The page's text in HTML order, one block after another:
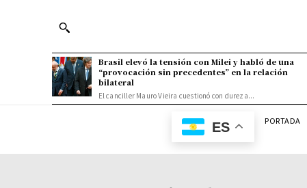
Brasil elevó la tensión con Milei y habló de una
“provocación sin precedentes” en la relación
bilateral
El canciller Mauro Vieira cuestionó con dureza...
ES PORTADA